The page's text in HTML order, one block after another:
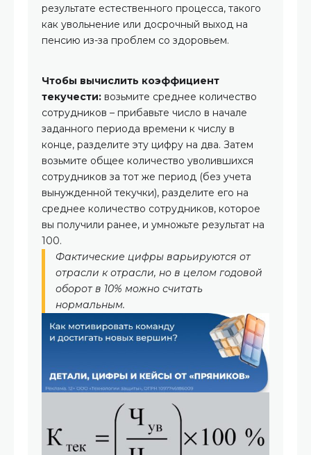
результате естественного процесса, такого
как увольнение или досрочный выход на
пенсию из-за проблем со здоровьем.
Чтобы вычислить коэффициент
текучести: возьмите среднее количество
сотрудников – прибавьте число в начале
заданного периода времени к числу в
конце, разделите эту цифру на два. Затем
возьмите общее количество уволившихся
сотрудников за тот же период (без учета
вынужденной текучки), разделите его на
среднее количество сотрудников, которое
вы получили ранее, и умножьте результат на
100.
Фактические цифры варьируются от
отрасли к отрасли, но в целом годовой
оборот в 10% можно считать
нормальным.